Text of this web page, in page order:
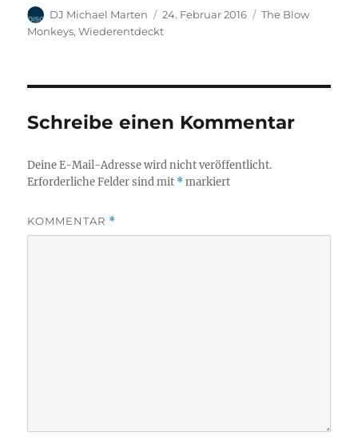
Autor
DJ Michael Marten
Veröffentlicht
am
24. Februar 2016 Kategorien
The Blow
Monkeys,Wiederentdeckt
Schreibe einen Kommentar
Deine E-Mail-Adresse wird nicht veröffentlicht.
Erforderliche Felder sind mit *markiert
KOMMENTAR *